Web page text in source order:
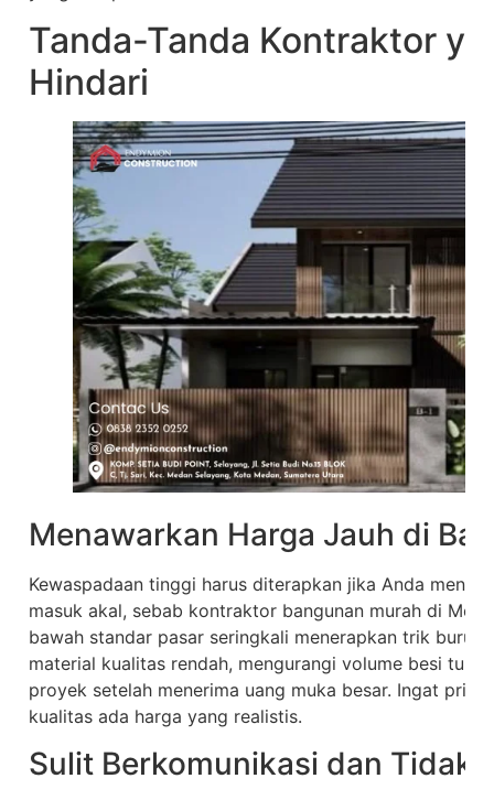
Tanda-Tanda Kontraktor
Hindari
Menawarkan Harga Jauh di
Kewaspadaan tinggi harus diterapkan jika Anda
masuk akal, sebab kontraktor bangunan murah di
bawah standar pasar seringkali menerapkan trik
material kualitas rendah, mengurangi volume besi
proyek setelah menerima uang muka besar. Ingat
kualitas ada harga yang realistis.
Sulit Berkomunikasi dan Tidak